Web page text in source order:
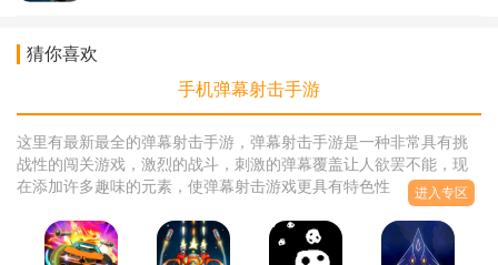
猜你喜欢
手机弹幕射击手游
这里有最新最全的弹幕射击手游，弹幕射击手游是一种非常具有挑
战性的闯关游戏，激烈的战斗，刺激的弹幕覆盖让人欲罢不能，现
在添加许多趣味的元素，使弹幕射击游戏更具有特色性，增加了各
种道具和武器系统，让玩家在游戏中能够体验到最刺激的射击，小
编为大家准备了许多射击手游，总有一款是你喜欢的，有兴趣的玩
家赶紧选择一款下载试玩吧
进入专区